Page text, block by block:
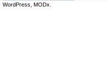
WordPress, MODx.